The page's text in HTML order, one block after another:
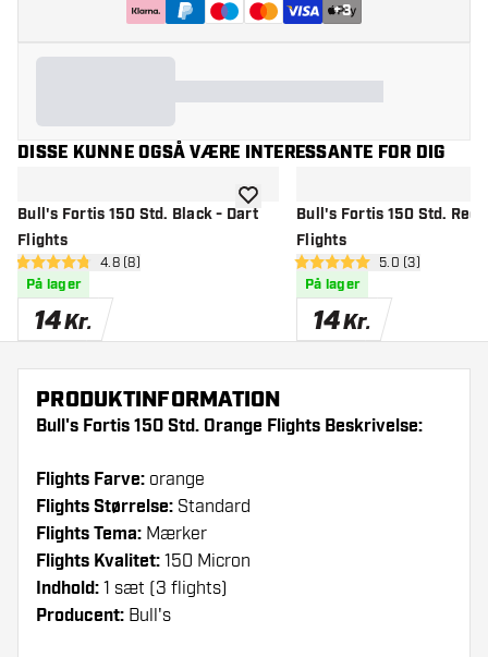
+3
DISSE KUNNE OGSÅ VÆRE INTERESSANTE FOR DIG
Bull's Fortis 150 Std. Black - Dart
Flights
åbn anmeldelsespanel
4.8 bedømmelsesstjerner
4.8 (8)
På lager
14Kr.
tilføje til ønskeliste
Bull's Fortis 150 Std. Red
Flights
åbn
5 bedømmelsesstjerner
5.0 (3)
På lager
14Kr.
PRODUKTINFORMATION
Bull's Fortis 150 Std. Orange Flights Beskrivelse:
Flights Farve: orange
Flights Størrelse: Standard
Flights Tema: Mærker
Flights Kvalitet: 150 Micron
Indhold: 1 sæt (3 flights)
Producent: Bull's